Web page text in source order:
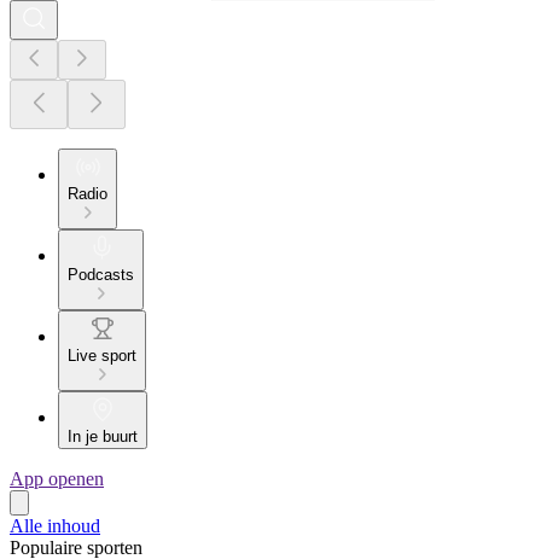
Radio
Podcasts
Live sport
In je buurt
App openen
Alle inhoud
Populaire sporten